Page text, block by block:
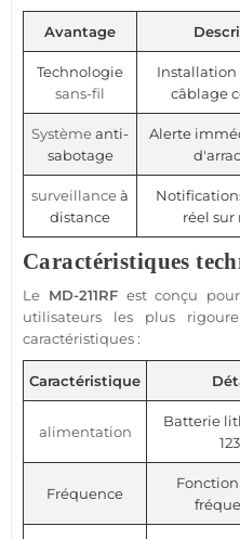
Avantage
Technologie
sans-fil
Installation
câblage
Systèmeanti-
sabotage
Alerte
surveillanceà
distance
réel
Caractéristiques
Le MD-211RFest conçu pour
utilisateurs les plus
caractéristiques :
Caractéristique
alimentation
Batterie
Fréquence